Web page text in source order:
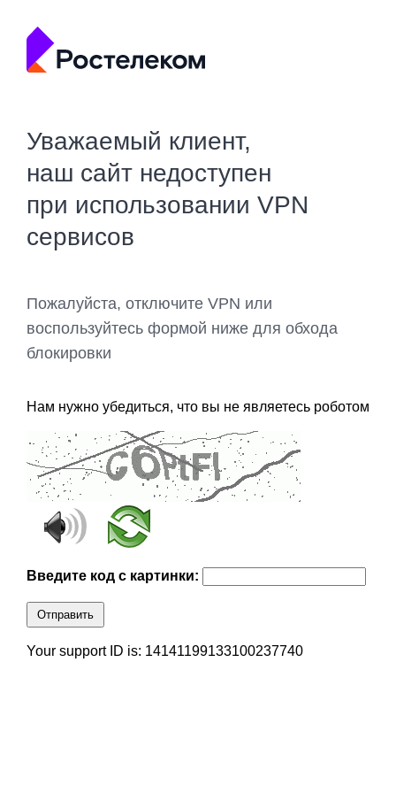
Уважаемый клиент,
наш сайт недоступен
при использовании VPN
сервисов
Пожалуйста, отключите VPN или
воспользуйтесь формой ниже для обхода
блокировки
Нам нужно убедиться, что вы не являетесь роботом
Введите код с картинки:
Отправить
Your support ID is: 14141199133100237740